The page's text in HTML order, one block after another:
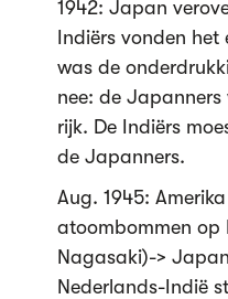
1942: Japan
Indiërs vonden
was de
nee: de
rijk. De Indiërs
de Japanners.
Aug. 1945:
atoombommen op
Nagasaki)->
Nederlands-Indië